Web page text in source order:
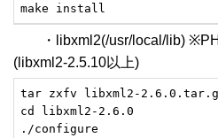
make install
・libxml2(/usr/local/lib)
(libxml2-2.5.10以上)
tar zxfv libxml2-
cd libxml2-2.6.0
./configure